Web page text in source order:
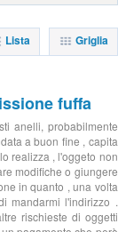
Griglia
Lista
fuffa
anelli, probabilmente
a buon fine , capita
realizza , l'oggeto non
modifiche o giungere
in quanto , una volta
mandarmi l'indirizzo .
rischieste di oggetti